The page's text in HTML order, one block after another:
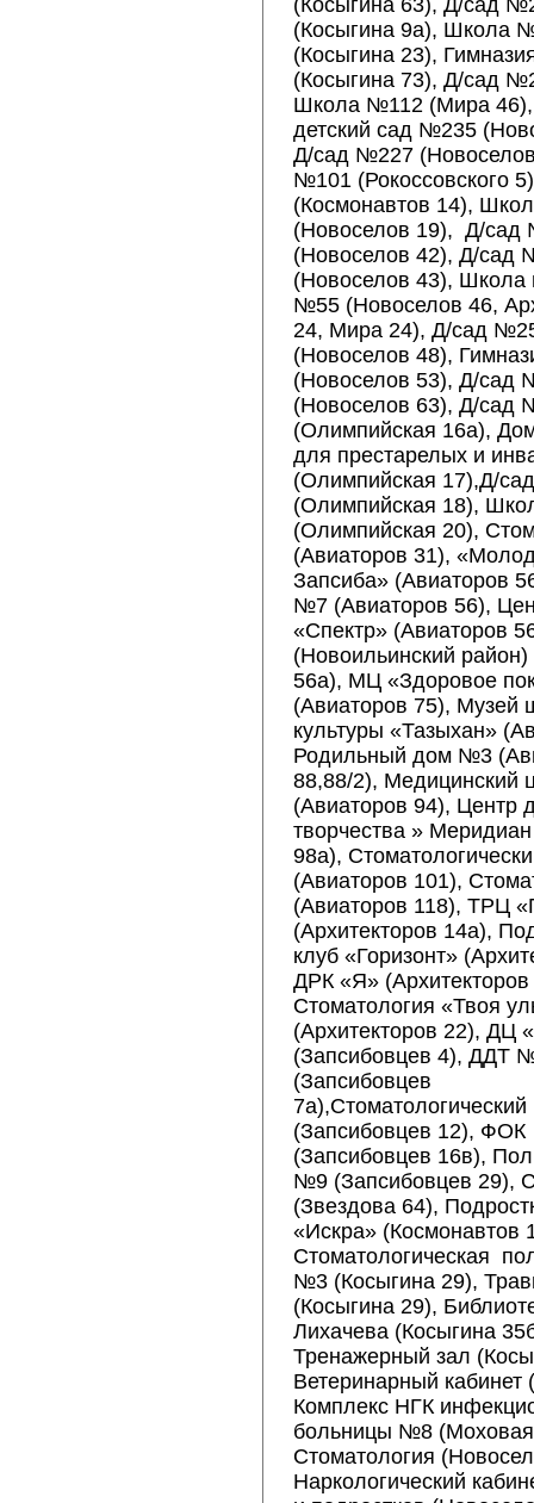
(Косыгина 63), Д/сад
(Косыгина 9а), Школа
(Косыгина 23),
(Косыгина 73), Д/сад
Школа №112 (Мира
детский сад №235
Д/сад №227
№101 (Рокоссовского
(Космонавтов 14),
(Новоселов 19), Д/сад
(Новоселов 42), Д/сад
(Новоселов 43), Школа
№55 (Новоселов 46,
24, Мира 24), Д/сад
(Новоселов 48),
(Новоселов 53), Д/сад
(Новоселов 63), Д/сад
(Олимпийская 16а),
для престарелых и
(Олимпийская 17),Д/
(Олимпийская 18),
(Олимпийская 20),
(Авиаторов 31),
Запсиба» (Авиаторов
№7 (Авиаторов 56),
«Спектр» (Авиаторов
(Новоильинский
56а), МЦ «Здоровое
(Авиаторов 75), Музей
культуры «Тазыхан»
Родильный дом №3
88,88/2), Медицинский
(Авиаторов 94), Центр
творчества »
98а),
(Авиаторов 101),
(Авиаторов 118), ТРЦ
(Архитекторов 14а),
клуб «Горизонт»
ДРК «Я» (Архитекторов
Стоматология «Твоя
(Архитекторов 22), ДЦ
(Запсибовцев 4), ДДТ
(Запсибовцев
7а),Стоматологический
(Запсибовцев 12), ФОК
(Запсибовцев 16в),
№9 (Запсибовцев 29),
(Звездова 64),
«Искра» (Космонавтов
Стоматологическая
№3 (Косыгина 29),
(Косыгина 29),
Лихачева (Косыгина
Тренажерный зал
Ветеринарный кабинет
Комплекс НГК
больницы №8
Стоматология
Наркологический